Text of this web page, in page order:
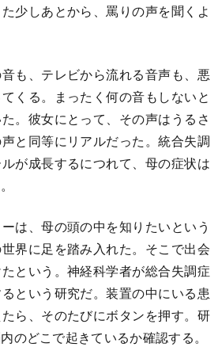
少しあとから、罵りの声を聞くよ
も、テレビから流れる音声も、悪
くる。まったく何の音もしないと
。彼女にとって、その声はうるさ
と同等にリアルだった。統合失調
が成長するにつれて、母の症状は
は、母の頭の中を知りたいという
界に足を踏み入れた。そこで出会
という。神経科学者が総合失調症
という研究だ。装置の中にいる患
ら、そのたびにボタンを押す。研
のどこで起きているか確認する。